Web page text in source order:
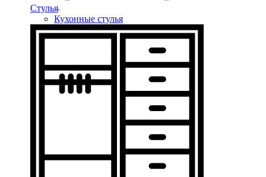
Стулья
Кухонные стулья